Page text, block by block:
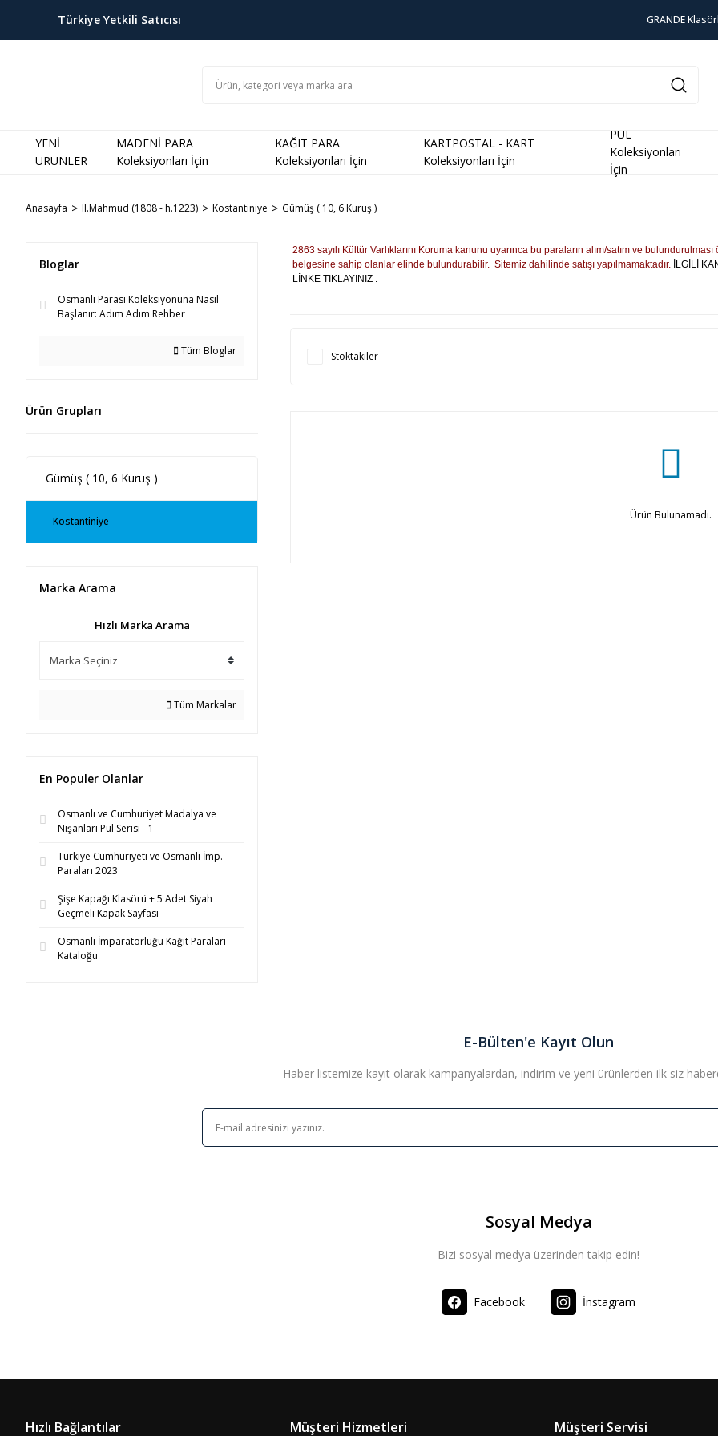
Türkiye Yetkili Satıcısı GRANDE
YENİ
ÜRÜNLER
MADENİ PARA
Koleksiyonları İçin
KAĞIT PARA
Koleksiyonları İçin
KARTPOSTAL - KART
Koleksiyonları İçin
PUL
Koleksiyonları
İçin
Anasayfa II.Mahmud (1808 - h.1223) Kostantiniye Gümüş ( 10, 6 Kuruş )
Bloglar
Osmanlı Parası Koleksiyonuna Nasıl
Başlanır: Adım Adım Rehber
Tüm Bloglar
Ürün Grupları
Gümüş ( 10, 6 Kuruş )
Kostantiniye
Marka Arama
Hızlı Marka Arama
Tüm Markalar
En Populer Olanlar
Osmanlı ve Cumhuriyet Madalya ve
Nişanları Pul Serisi - 1
Türkiye Cumhuriyeti ve Osmanlı İmp.
Paraları 2023
Şişe Kapağı Klasörü + 5 Adet Siyah
Geçmeli Kapak Sayfası
Osmanlı İmparatorluğu Kağıt Paraları
Kataloğu
2863 sayılı Kültür Varlıklarını Koruma kanunu uyarınca bu paraların alım/satım ve
belgesine sahip olanlar elinde bulundurabilir. Sitemiz dahilinde satışı yapılmamaktadır. İLGİLİ
LİNKE TIKLAYINIZ .
Stoktakiler
Ürün Bulunamadı.
E-Bülten'e Kayıt Olun
Haber listemize kayıt olarak kampanyalardan, indirim ve yeni ürünlerden ilk siz
Sosyal Medya
Bizi sosyal medya üzerinden takip edin!
Facebook İnstagram
Hızlı Bağlantılar Müşteri Hizmetleri Müşteri Servisi